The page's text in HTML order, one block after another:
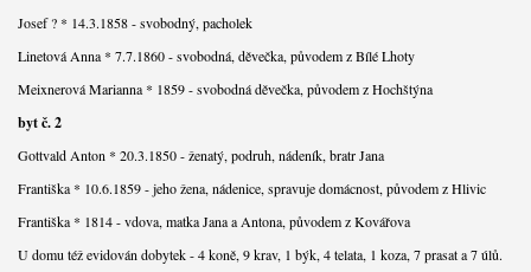
Josef ? * 14.3.1858 - svobodný, pacholek
Linetová Anna * 7.7.1860 - svobodná, děvečka, původem z Bílé Lhoty
Meixnerová Marianna * 1859 - svobodná děvečka, původem z Hochštýna
byt č. 2
Gottvald Anton * 20.3.1850 - ženatý, podruh, nádeník, bratr Jana
Františka * 10.6.1859 - jeho žena, nádenice, spravuje domácnost, původem z Hlivic
Františka * 1814 - vdova, matka Jana a Antona, původem z Kovářova
U domu též evidován dobytek - 4 koně, 9 krav, 1 býk, 4 telata, 1 koza, 7 prasat a 7 úlů.